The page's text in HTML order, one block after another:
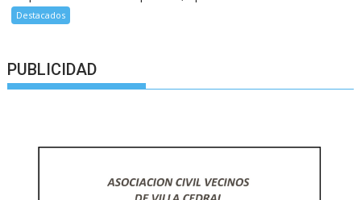
Destacados
PUBLICIDAD